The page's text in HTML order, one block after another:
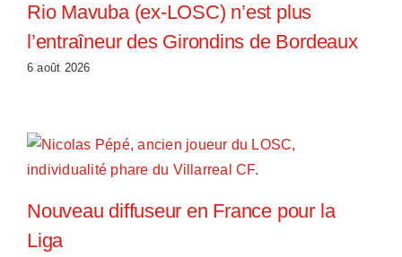
Rio Mavuba (ex-LOSC) n’est plus
l’entraîneur des Girondins de Bordeaux
6 août 2026
Nouveau diffuseur en France pour la
Liga